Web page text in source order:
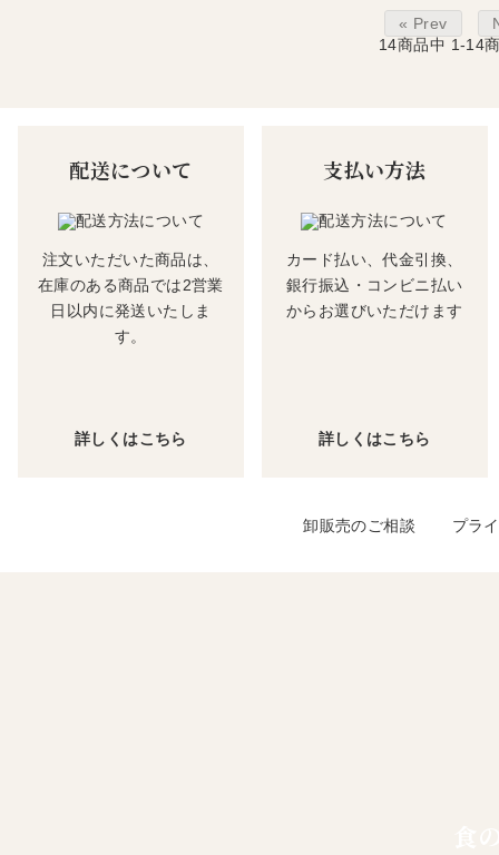
« Prev
14商品中 1-14
配送について
注文いただいた商品は、
在庫のある商品では2営業
日以内に発送いたしま
す。
詳しくはこちら
支払い方法
カード払い、代金引換、
銀行振込・コンビニ払い
からお選びいただけます
詳しくはこちら
卸販売のご相談 プラ